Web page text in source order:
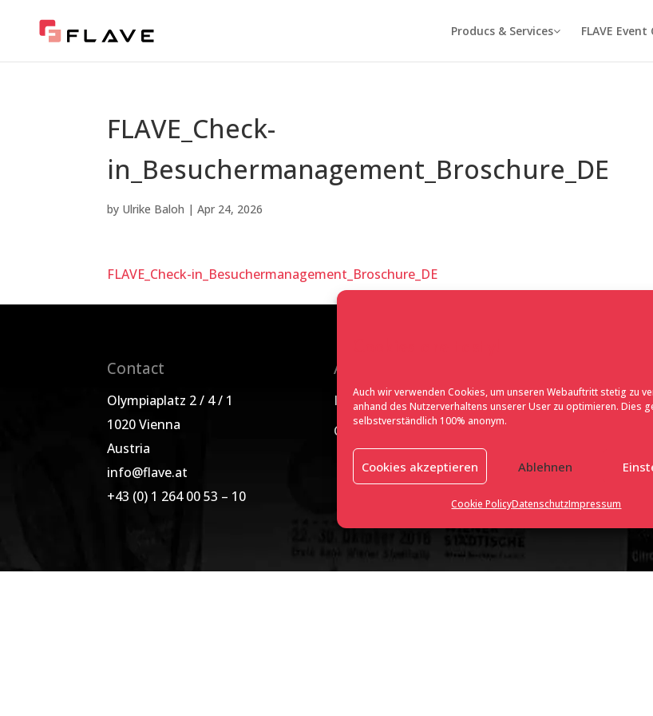
Auch wir verwenden Cookies, um unseren Webauftritt stetig zu
anhand des Nutzerverhaltens unserer User zu optimieren. Dies
selbstverständlich 100% anonym.
Cookies akzeptieren Ablehnen
Cookie PolicyDatenschutzImpressum
Producs & Services FLAVE
FLAVE_Check-
in_Besuchermanagement_Broschure_DE
by Ulrike Baloh |Apr 24, 2026
FLAVE_Check-in_Besuchermanagement_Broschure_DE
Contact
Olympiaplatz 2 / 4 / 1
1020 Vienna
Austria
info@flave.at
+43 (0) 1 264 00 53 – 10
About us
Imprint
Contact
AGB